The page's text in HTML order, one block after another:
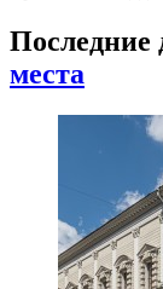
Последние
места